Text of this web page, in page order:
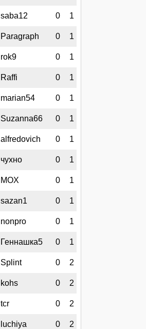
saba12 0 1
Paragraph 0 1
rok9 0 1
Raffi 0 1
marian54 0 1
Suzanna66 0 1
alfredovich 0 1
чухно 0 1
MOX 0 1
sazan1 0 1
nonpro 0 1
Геннашка5 0 1
Splint 0 2
kohs 0 2
tcr 0 2
luchiya 0 2